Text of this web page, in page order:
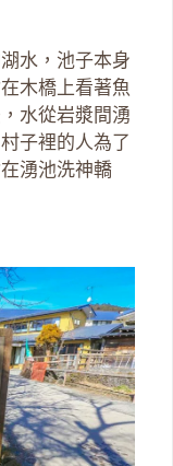
水，池子本身
木橋上看著魚
水從岩漿間湧
子裡的人為了
湧池洗神轎